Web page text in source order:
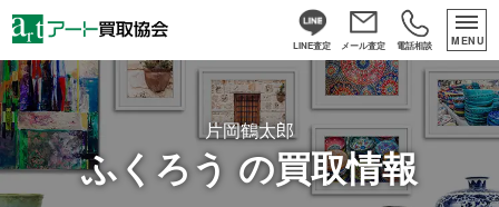
LINE査定 メール査定 電話相談 MENU
片岡鶴太郎
ふくろう の買取情報